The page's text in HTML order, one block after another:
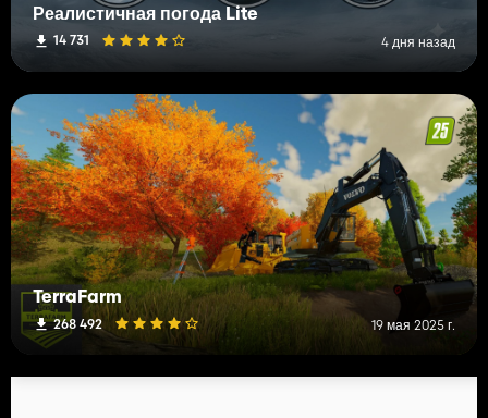
Реалистичная погода Lite
14 731 4 дня назад
TerraFarm
268 492 19 мая 2025 г.